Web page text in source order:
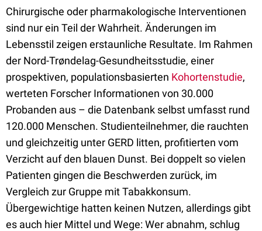
Chirurgische oder pharmakologische Interventionen
sind nur ein Teil der Wahrheit. Änderungen im
Lebensstil zeigen erstaunliche Resultate. Im Rahmen
der Nord-Trøndelag-Gesundheitsstudie, einer
prospektiven, populationsbasierten Kohortenstudie,
werteten Forscher Informationen von 30.000
Probanden aus – die Datenbank selbst umfasst rund
120.000 Menschen. Studienteilnehmer, die rauchten
und gleichzeitig unter GERD litten, profitierten vom
Verzicht auf den blauen Dunst. Bei doppelt so vielen
Patienten gingen die Beschwerden zurück, im
Vergleich zur Gruppe mit Tabakkonsum.
Übergewichtige hatten keinen Nutzen, allerdings gibt
es auch hier Mittel und Wege: Wer abnahm, schlug